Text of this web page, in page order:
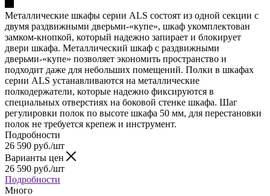
Металлические шкафы серии ALS состоят из одной секции с
двумя раздвижными дверьми-«купе», шкаф укомплектован
замком-кнопкой, который надежно запирает и блокирует
двери шкафа. Металлический шкаф с раздвижными
дверьми-«купе» позволяет экономить пространство и
подходит даже для небольших помещений. Полки в шкафах
серии ALS устанавливаются на металлические
полкодержатели, которые надежно фиксируются в
специальных отверстиях на боковой стенке шкафа. Шаг
регулировки полок по высоте шкафа 50 мм, для перестановки
полок не требуется крепеж и инструмент.
Подробности
26 590 руб./шт
Варианты цен
26 590 руб./шт
Подробности
Много